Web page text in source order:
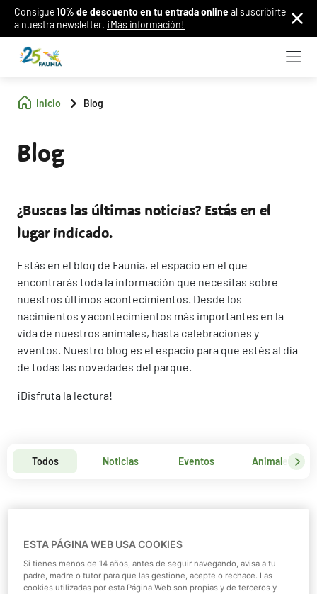
Consigue10% de descuento en tu entrada onlineal suscribirte
a nuestra newsletter. ¡Más información!
Inicio Blog
Blog
¿Buscas las últimas noticias? Estás en el
lugar indicado.
Estás en el blog de Faunia, el espacio en el que
encontrarás toda la información que necesitas sobre
nuestros últimos acontecimientos. Desde los
nacimientos y acontecimientos más importantes en la
vida de nuestros animales, hasta celebraciones y
eventos. Nuestro blog es el espacio para que estés al día
de todas las novedades del parque.
¡Disfruta la lectura!
Todos Noticias Eventos Animales
ESTA PÁGINA WEB USA COOKIES
Si tienes menos de 14 años, antes de seguir navegando, avisa a tu
padre, madre o tutor para que las gestione, acepte o rechace. Las
cookies utilizadas por esta Página Web son propias y de terceros y